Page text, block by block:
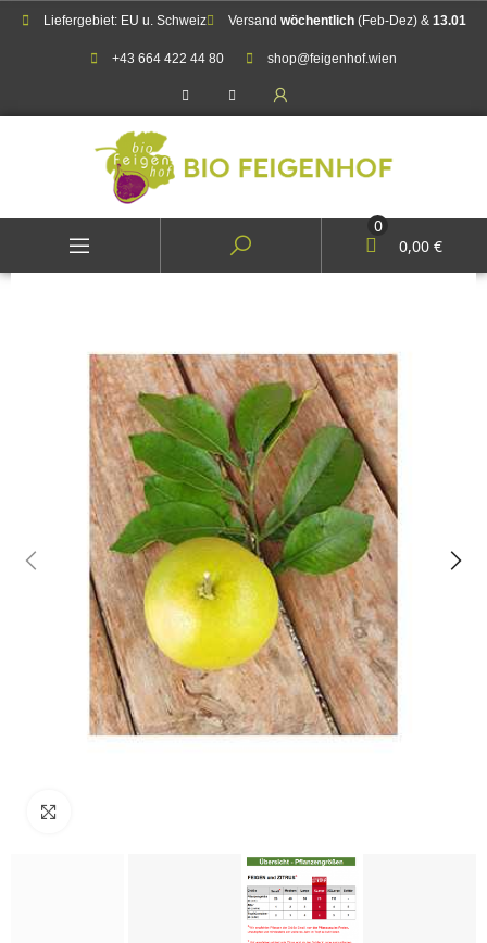
Liefergebiet: EU u. Schweiz Versand wöchentlich(Feb-Dez) & 13.01
+43 664 422 44 80 shop@feigenhof.wien
0
0,00 €